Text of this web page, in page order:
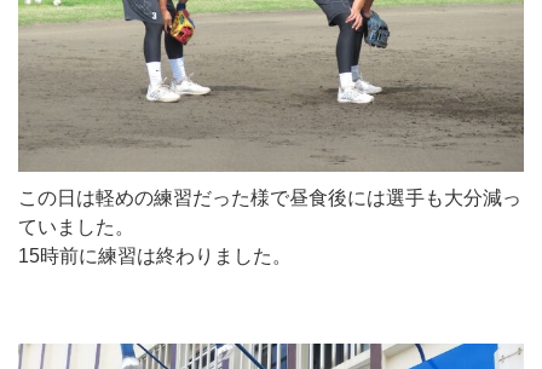
この日は軽めの練習だった様で昼食後には選手も大分減っ
ていました。
15時前に練習は終わりました。